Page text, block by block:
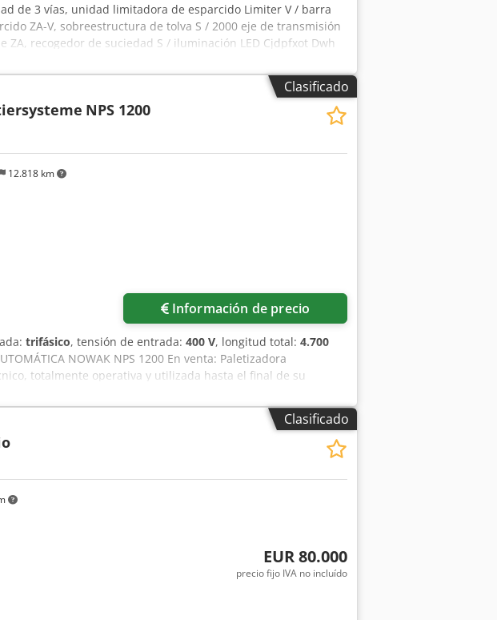
de 3 vías, unidad limitadora de esparcido Limiter V / barra
ZA-V, sobreestructura de tolva S / 2000 eje de transmisión
recogedor de suciedad S / iluminación LED Cjdpfxot Dwh
Clasificado
12.818 km
NPS 1200
Información de precio
trifásico, tensión de entrada: 400 V, longitud total: 4.700
NOWAK NPS 1200 En venta: Paletizadora
totalmente operativa y utilizada hasta el final de su
principales de la máquina • Modelo: NPS 1200 •
(según especificación – página 1 del documento) • Tipos de
× 1200 mm (página 1) — Csdpjxwy Dhsfx Amuoha
palets vacíos – capacidad 12 uds., alimentación automática al
de carga cubiertas con chapa V2A, accionadas por
para posicionamiento de productos en las mesas. •
mm, largo 1000 mm. • Transportador de palets vacíos de
6000 mm. • Plataforma de servicio y escaleras de
barreras ópticas de protección. El armario de control
eléctricos y cableado nuevos — Datos técnicos de la
Altura: 4380 mm • Alimentación: 3 × 400 V, 50 Hz • Consumo
de los palets: 550 mm • Color: Hammerschlag verde
en muy buen estado, completa. • Mantenimiento regular. •
en contacto para recibir una oferta.
Clasificado
EUR 80.000
precio fijo IVA no incluído